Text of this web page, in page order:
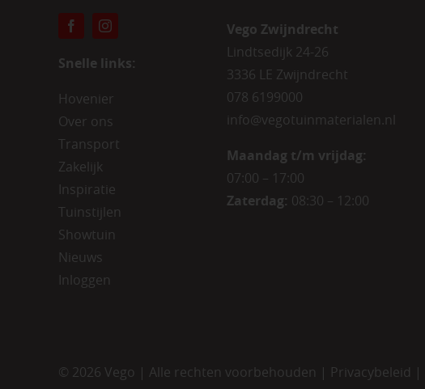
Snelle links:
Hovenier
Over ons
Transport
Zakelijk
Inspiratie
Tuinstijlen
Showtuin
Nieuws
Inloggen
Vego Zwijndrecht
Lindtsedijk 24-26
3336 LE Zwijndrecht
078 6199000
info@vegotuinmaterialen.nl
Maandag t/m vrijdag:
07:00 – 17:00
Zaterdag: 08:30 – 12:00
© 2026 Vego | Alle rechten voorbehouden | Privacybeleid |